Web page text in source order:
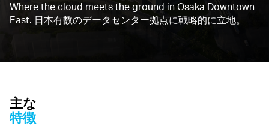
Where the cloud meets the ground in Osaka Downtown
East. 日本有数のデータセンター拠点に戦略的に立地。
主な
特徴